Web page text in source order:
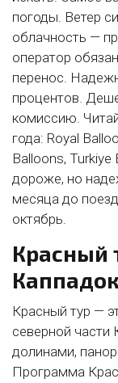
погоды. Ветер
облачность —
оператор
перенос.
процентов.
комиссию.
года: Royal
Balloons,
дороже, но
месяца до
октябрь.
Красный
Красный тур —
северной части
долинами,
Программа